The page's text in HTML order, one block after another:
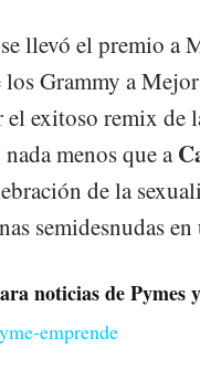
llevó el premio a
los Grammy a
exitoso remix de
menos que a
de la
semidesnudas en
noticias de Pymes
emprende